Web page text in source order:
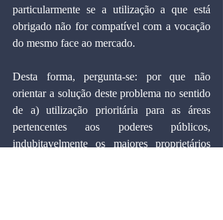
particularmente se a utilização a que está
obrigado não for compatível com a vocação
do mesmo face ao mercado.
Desta forma, pergunta-se: por que não
orientar a solução deste problema no sentido
de a) utilização prioritária para as áreas
pertencentes aos poderes públicos,
indubitavelmente os maiores proprietários